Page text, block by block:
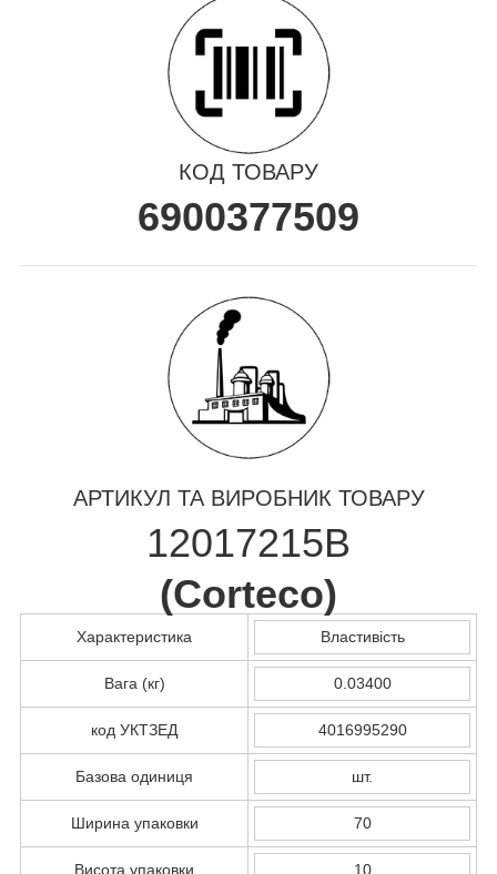
КОД ТОВАРУ
6900377509
АРТИКУЛ ТА ВИРОБНИК ТОВАРУ
12017215B
(Corteco)
Характеристика Властивість
Вага (кг) 0.03400
код УКТЗЕД 4016995290
Базова одиниця шт.
Ширина упаковки 70
Висота упаковки 10